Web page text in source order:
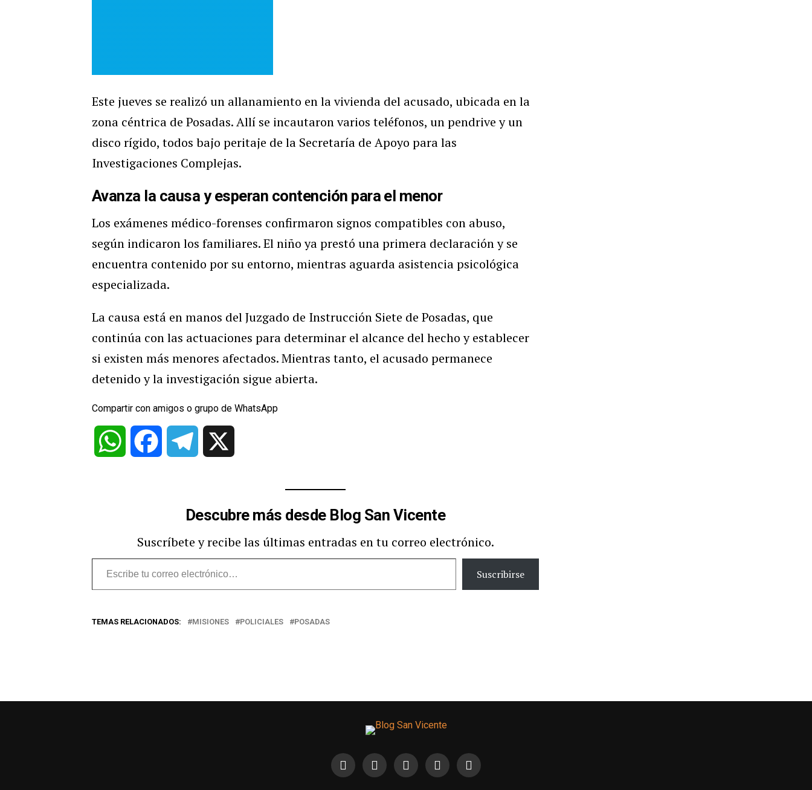
Este jueves se realizó un allanamiento en la vivienda del acusado, ubicada en la
zona céntrica de Posadas. Allí se incautaron varios teléfonos, un pendrive y un
disco rígido, todos bajo peritaje de la Secretaría de Apoyo para las
Investigaciones Complejas.
Avanza la causa y esperan contención para el menor
Los exámenes médico-forenses confirmaron signos compatibles con abuso,
según indicaron los familiares. El niño ya prestó una primera declaración y se
encuentra contenido por su entorno, mientras aguarda asistencia psicológica
especializada.
La causa está en manos del Juzgado de Instrucción Siete de Posadas, que
continúa con las actuaciones para determinar el alcance del hecho y establecer
si existen más menores afectados. Mientras tanto, el acusado permanece
detenido y la investigación sigue abierta.
Compartir con amigos o grupo de WhatsApp
WhatsApp Facebook Telegram
Descubre más desde Blog San Vicente
Suscríbete y recibe las últimas entradas en tu correo electrónico.
Escribe
tu
electrónico…
Suscribirse
TEMAS RELACIONADOS: MISIONES POLICIALES POSADAS